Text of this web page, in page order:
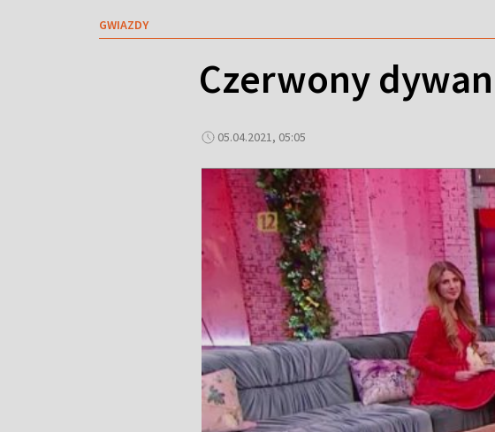
GWIAZDY
Czerwony
05.04.2021, 05:05